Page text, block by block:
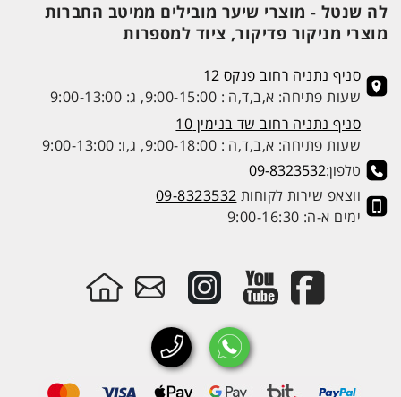
לה שנטל - מוצרי שיער מובילים ממיטב החברות
מוצרי מניקור פדיקור, ציוד למספרות
סניף נתניה רחוב פנקס 12
שעות פתיחה: א,ב,ד,ה : 9:00-15:00, ג: 9:00-13:00
סניף נתניה רחוב שד בנימין 10
שעות פתיחה: א,ב,ד,ה : 9:00-18:00, ג,ו: 9:00-13:00
טלפון:09-8323532
ווצאפ שירות לקוחות 09-8323532
ימים א-ה: 9:00-16:30